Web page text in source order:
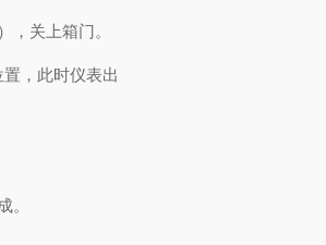
，关上箱门。
，此时仪表出
。